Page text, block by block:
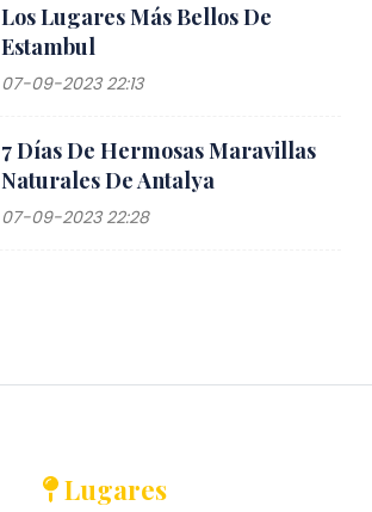
Los Lugares Más Bellos De
Estambul
07-09-2023 22:13
7 Días De Hermosas Maravillas
Naturales De Antalya
07-09-2023 22:28
Lugares